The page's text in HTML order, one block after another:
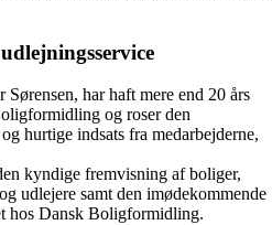
har haft mere end 20 års
og roser den
hurtige indsats fra medarbejderne,
kyndige fremvisning af boliger,
udlejere samt den imødekommende
hos Dansk Boligformidling.